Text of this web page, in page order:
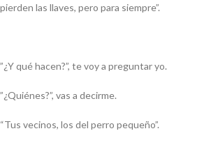
pierden las llaves, pero para siempre”.
”¿Y qué hacen?”, te voy a preguntar yo.
”¿Quiénes?”, vas a decirme.
“Tus vecinos, los del perro pequeño”.